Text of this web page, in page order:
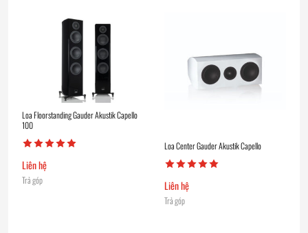
Loa Floorstanding Gauder Akustik Capello
100
Liên hệ
Trả góp
Loa Center Gauder Akustik Capello
Liên hệ
Trả góp